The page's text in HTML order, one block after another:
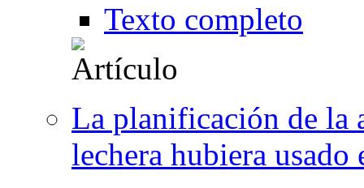
Texto completo
La planificación de la
lechera hubiera